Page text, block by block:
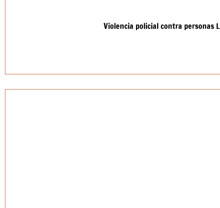
Violencia policial contra personas